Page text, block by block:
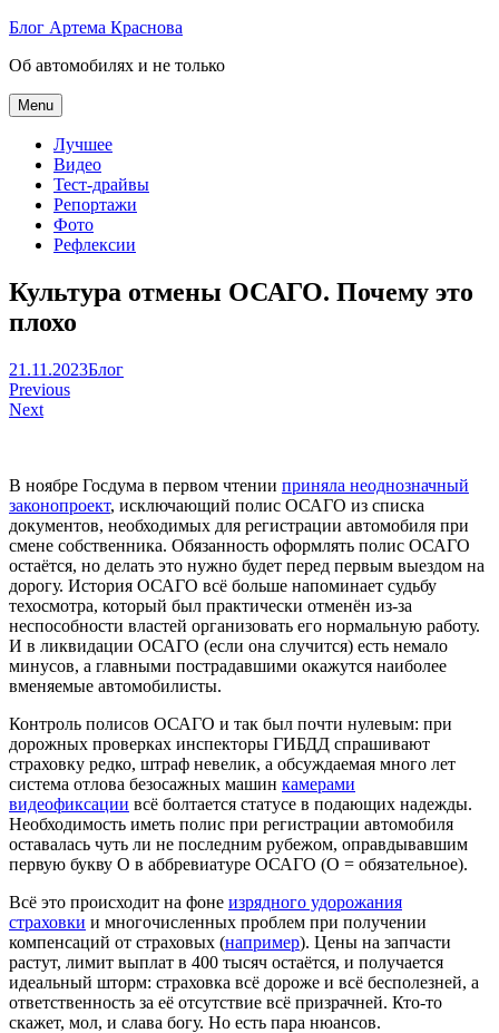
Skip
content
Блог Артема Краснова
Об автомобилях и не только
Menu
Лучшее
Видео
Тест-драйвы
Репортажи
Фото
Рефлексии
Культура отмены ОСАГО. Почему это
плохо
Артем
Краснов
21.11.2023Блог
Навигация
по
Previous
Next
В ноябре Госдума в первом чтении приняла неоднозначный
законопроект, исключающий полис ОСАГО из списка
документов, необходимых для регистрации автомобиля при
смене собственника. Обязанность оформлять полис ОСАГО
остаётся, но делать это нужно будет перед первым выездом на
дорогу. История ОСАГО всё больше напоминает судьбу
техосмотра, который был практически отменён из-за
неспособности властей организовать его нормальную работу.
И в ликвидации ОСАГО (если она случится) есть немало
минусов, а главными пострадавшими окажутся наиболее
вменяемые автомобилисты.
Контроль полисов ОСАГО и так был почти нулевым: при
дорожных проверках инспекторы ГИБДД спрашивают
страховку редко, штраф невелик, а обсуждаемая много лет
система отлова безосажных машин камерами
видеофиксации всё болтается статусе в подающих надежды.
Необходимость иметь полис при регистрации автомобиля
оставалась чуть ли не последним рубежом, оправдывавшим
первую букву О в аббревиатуре ОСАГО (О = обязательное).
Всё это происходит на фоне изрядного удорожания
страховки и многочисленных проблем при получении
компенсаций от страховых (например). Цены на запчасти
растут, лимит выплат в 400 тысяч остаётся, и получается
идеальный шторм: страховка всё дороже и всё бесполезней, а
ответственность за её отсутствие всё призрачней. Кто-то
скажет, мол, и слава богу. Но есть пара нюансов.